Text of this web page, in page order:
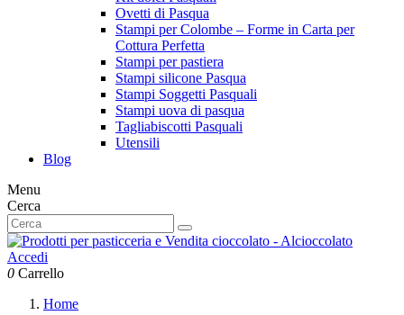
Ovetti di Pasqua
Stampi per Colombe – Forme in Carta per
Cottura Perfetta
Stampi per pastiera
Stampi silicone Pasqua
Stampi Soggetti Pasquali
Stampi uova di pasqua
Tagliabiscotti Pasquali
Utensili
Blog
Menu
Cerca
Accedi
0 Carrello
Home